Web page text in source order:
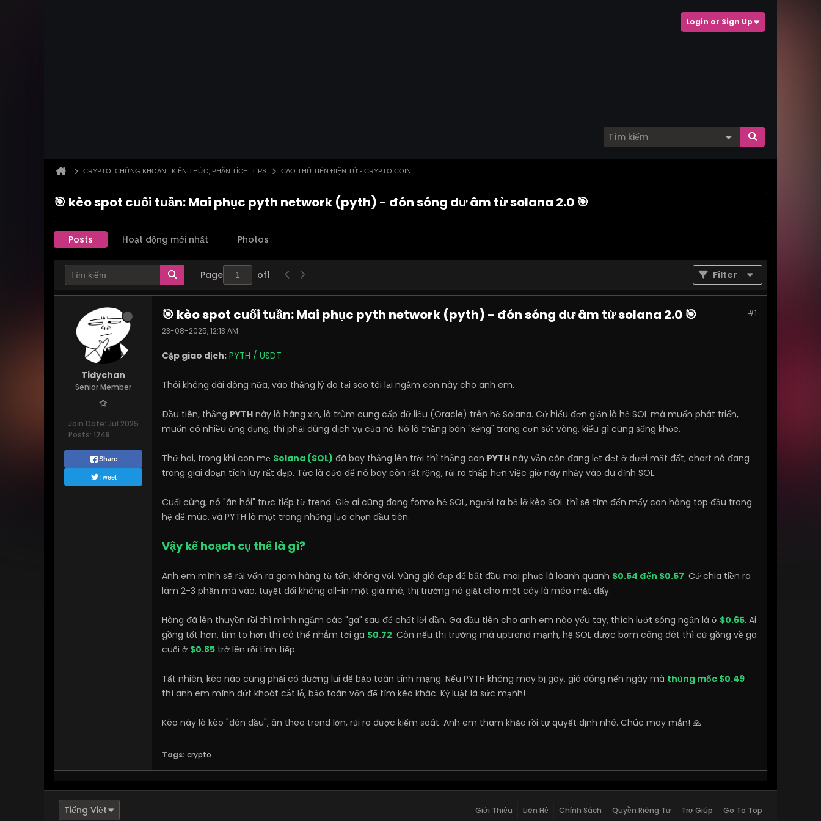
Login or Sign Up
CRYPTO, CHỨNG KHOÁN | KIẾN THỨC, PHÂN TÍCH, TIPS CAO THỦ TIỀN ĐIỆN TỬ - CRYPTO COIN
🎯 kèo spot cuối tuần: Mai phục pyth network (pyth) - đón sóng dư âm từ solana 2.0 🎯
Posts Hoạt động mới nhất Photos
Page of1 Filter
Tidychan
Senior Member
Join Date: Jul 2025
Posts: 1248
Share
Tweet
#1
🎯 kèo spot cuối tuần: Mai phục pyth network (pyth) - đón sóng dư âm từ solana 2.0 🎯
23-08-2025, 12:13 AM
Cặp giao dịch: PYTH / USDT
Thôi không dài dòng nữa, vào thẳng lý do tại sao tôi lại ngắm con này cho anh em.
Đầu tiên, thằng PYTH này là hàng xịn, là trùm cung cấp dữ liệu (Oracle) trên hệ Solana. Cứ hiểu đơn giản là hệ SOL mà muốn phát triển,
muốn có nhiều ứng dụng, thì phải dùng dịch vụ của nó. Nó là thằng bán "xẻng" trong cơn sốt vàng, kiểu gì cũng sống khỏe.
Thứ hai, trong khi con mẹ Solana (SOL) đã bay thẳng lên trời thì thằng con PYTH này vẫn còn đang lẹt đẹt ở dưới mặt đất, chart nó đang
trong giai đoạn tích lũy rất đẹp. Tức là cửa để nó bay còn rất rộng, rủi ro thấp hơn việc giờ này nhảy vào đu đỉnh SOL.
Cuối cùng, nó "ăn hôi" trực tiếp từ trend. Giờ ai cũng đang fomo hệ SOL, người ta bỏ lỡ kèo SOL thì sẽ tìm đến mấy con hàng top đầu trong
hệ để múc, và PYTH là một trong những lựa chọn đầu tiên.
Vậy kế hoạch cụ thể là gì?
Anh em mình sẽ rải vốn ra gom hàng từ tốn, không vội. Vùng giá đẹp để bắt đầu mai phục là loanh quanh $0.54 đến $0.57. Cứ chia tiền ra
làm 2-3 phần mà vào, tuyệt đối không all-in một giá nhé, thị trường nó giật cho một cây là méo mặt đấy.
Hàng đã lên thuyền rồi thì mình ngắm các "ga" sau để chốt lời dần. Ga đầu tiên cho anh em nào yếu tay, thích lướt sóng ngắn là ở $0.65. Ai
gồng tốt hơn, tim to hơn thì có thể nhắm tới ga $0.72. Còn nếu thị trường mà uptrend mạnh, hệ SOL được bơm căng đét thì cứ gồng về ga
cuối ở $0.85 trở lên rồi tính tiếp.
Tất nhiên, kèo nào cũng phải có đường lui để bảo toàn tính mạng. Nếu PYTH không may bị gãy, giá đóng nến ngày mà thủng mốc $0.49
thì anh em mình dứt khoát cắt lỗ, bảo toàn vốn để tìm kèo khác. Kỷ luật là sức mạnh!
Kèo này là kèo "đón đầu", ăn theo trend lớn, rủi ro được kiểm soát. Anh em tham khảo rồi tự quyết định nhé. Chúc may mắn! 🙏
Tags: crypto
Tiếng Việt Giới Thiệu Liên Hệ Chính Sách Quyền Riêng Tư Trợ Giúp Go To Top